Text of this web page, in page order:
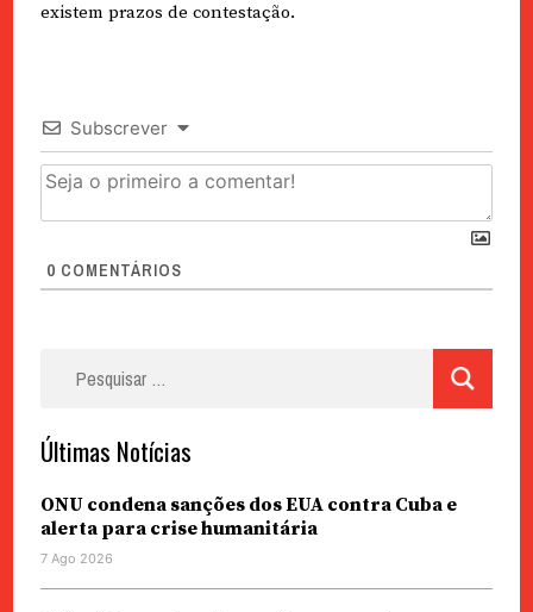
existem prazos de contestação.
Subscrever
0 COMENTÁRIOS
Últimas Notícias
ONU condena sanções dos EUA contra Cuba e
alerta para crise humanitária
7 Ago 2026